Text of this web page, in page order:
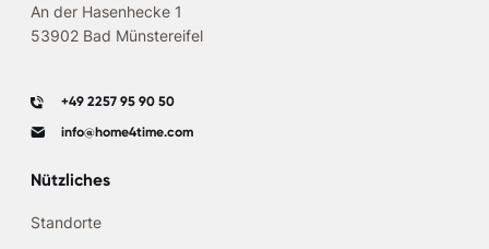
An der Hasenhecke 1
53902 Bad Münstereifel
+49 2257 95 90 50
info@home4time.com
Nützliches
Standorte